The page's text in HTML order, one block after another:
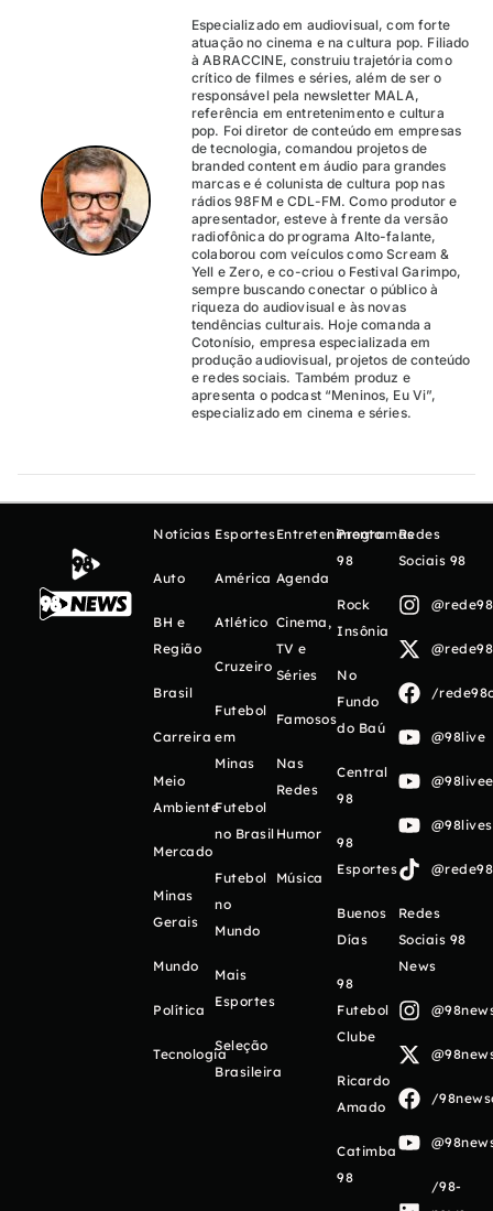
Especializado em audiovisual, com forte
atuação no cinema e na cultura pop. Filiado
à ABRACCINE, construiu trajetória como
crítico de filmes e séries, além de ser o
responsável pela newsletter MALA,
referência em entretenimento e cultura
pop. Foi diretor de conteúdo em empresas
de tecnologia, comandou projetos de
branded content em áudio para grandes
marcas e é colunista de cultura pop nas
rádios 98FM e CDL-FM. Como produtor e
apresentador, esteve à frente da versão
radiofônica do programa Alto-falante,
colaborou com veículos como Scream &
Yell e Zero, e co-criou o Festival Garimpo,
sempre buscando conectar o público à
riqueza do audiovisual e às novas
tendências culturais. Hoje comanda a
Cotonísio, empresa especializada em
produção audiovisual, projetos de conteúdo
e redes sociais. Também produz e
apresenta o podcast “Meninos, Eu Vi”,
especializado em cinema e séries.
Notícias
Auto
BH e
Região
Brasil
Carreira
Meio
Ambiente
Mercado
Minas
Gerais
Mundo
Política
Tecnologia
Esportes
América
Atlético
Cruzeiro
Futebol
em
Minas
Futebol
no Brasil
Futebol
no
Mundo
Mais
Esportes
Seleção
Brasileira
Entretenimento
Agenda
Cinema,
TV e
Séries
Famosos
Nas
Redes
Humor
Música
Programas
98
Rock
Insônia
No
Fundo
do Baú
Central
98
98
Esportes
Buenos
Días
98
Futebol
Clube
Ricardo
Amado
Catimba
98
Redes
Sociais 98
/
@98live
Redes
Sociais 98
News
/
/98-